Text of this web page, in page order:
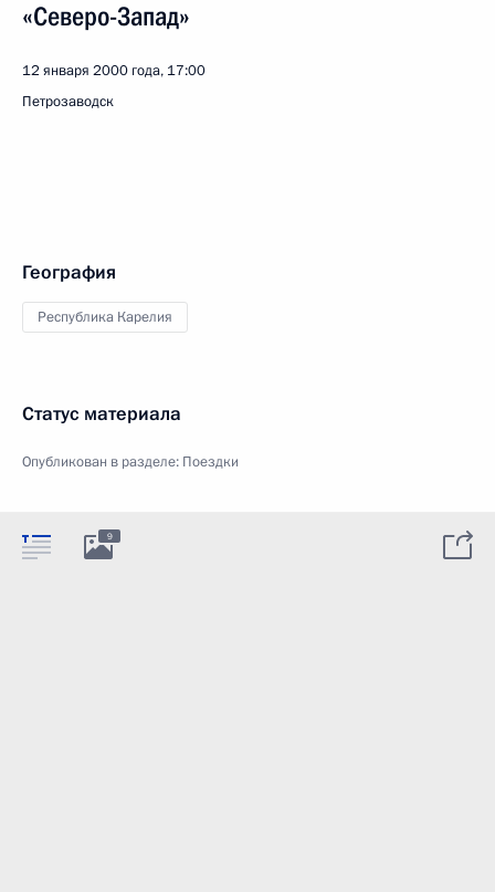
«Северо-Запад»
12 января 2000 года, 17:00
Петрозаводск
География
Республика Карелия
Статус материала
Опубликован в разделе: Поездки
9